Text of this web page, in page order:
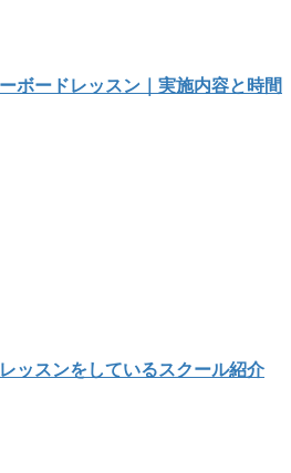
ボードレッスン｜実施内容と時間
ッスンをしているスクール紹介